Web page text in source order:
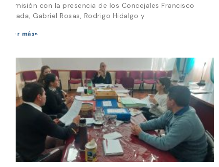
Comisión con la presencia de los Concejales Francisco
Parada, Gabriel Rosas, Rodrigo Hidalgo y
Leer más»